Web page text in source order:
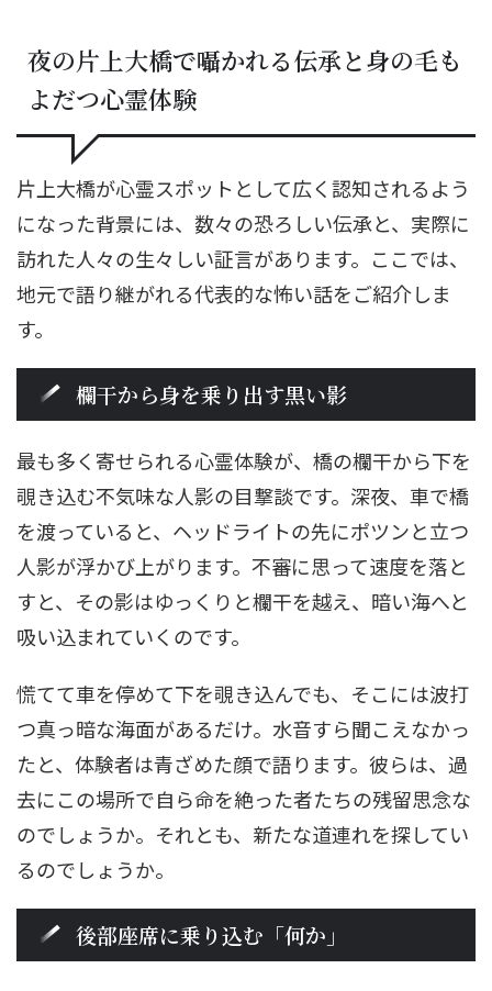
夜の片上大橋で囁かれる伝承と身の毛も
よだつ心霊体験
片上大橋が心霊スポットとして広く認知されるよう
になった背景には、数々の恐ろしい伝承と、実際に
訪れた人々の生々しい証言があります。ここでは、
地元で語り継がれる代表的な怖い話をご紹介しま
す。
欄干から身を乗り出す黒い影
最も多く寄せられる心霊体験が、橋の欄干から下を
覗き込む不気味な人影の目撃談です。深夜、車で橋
を渡っていると、ヘッドライトの先にポツンと立つ
人影が浮かび上がります。不審に思って速度を落と
すと、その影はゆっくりと欄干を越え、暗い海へと
吸い込まれていくのです。
慌てて車を停めて下を覗き込んでも、そこには波打
つ真っ暗な海面があるだけ。水音すら聞こえなかっ
たと、体験者は青ざめた顔で語ります。彼らは、過
去にこの場所で自ら命を絶った者たちの残留思念な
のでしょうか。それとも、新たな道連れを探してい
るのでしょうか。
後部座席に乗り込む「何か」